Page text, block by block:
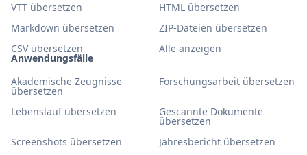
Anwendungsfälle
Akademische Zeugnisse
übersetzen
Forschungsarbeit übersetzen
Lebenslauf übersetzen Gescannte Dokumente
übersetzen
Screenshots übersetzen
Jahresbericht übersetzen
VTT übersetzen
HTML übersetzen
Markdown übersetzen
ZIP-Dateien übersetzen
CSV übersetzen
Alle anzeigen